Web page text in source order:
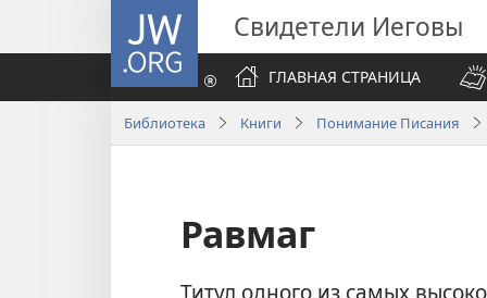
JW.ORG Свидетели Иеговы
ГЛАВНАЯ СТРАНИЦА
Библиотека Книги Понимание Писания
Равмаг